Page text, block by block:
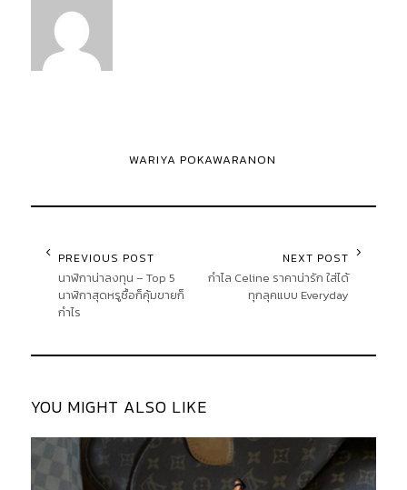
WARIYA POKAWARANON
PREVIOUS POST
นาฬิกาน่าลงทุน – Top 5
นาฬิกาสุดหรูซื้อก็คุ้มขายก็
กำไร
NEXT POST
กำไล Celine ราคาน่ารัก ใส่ได้
ทุกลุคแบบ Everyday
YOU MIGHT ALSO LIKE